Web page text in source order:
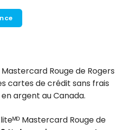
Rouge de Rogers
cartes de crédit sans frais
argent au Canada.
Mastercard Rouge de